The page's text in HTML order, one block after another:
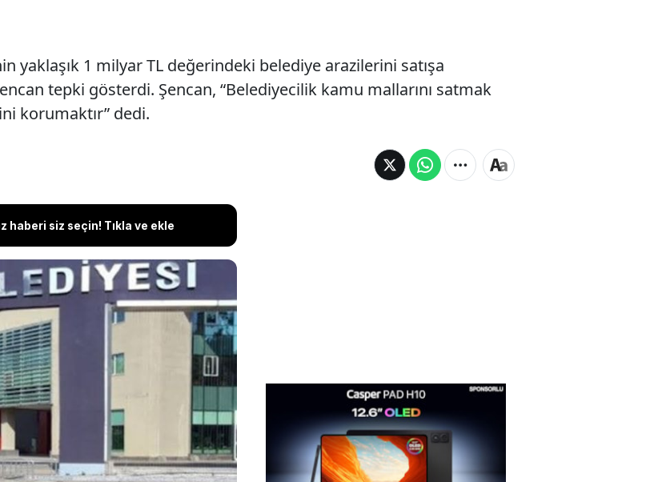
yaklaşık 1 milyar TL değerindeki belediye arazilerini satışa
tepki gösterdi. Şencan, “Belediyecilik kamu mallarını satmak
korumaktır” dedi.
haberi siz seçin! Tıkla ve ekle
Belediyesi’nin yaklaşık 1 milyar TL
satışa çıkarmasına CHP’li Meclis
Şencan, “Belediyecilik kamu
üretmek ve kentin geleceğini